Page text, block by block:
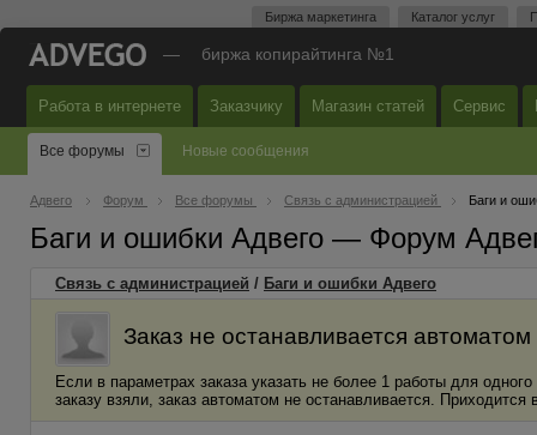
Биржа маркетинга Каталог услуг
— биржа копирайтинга №1
Работа в интернете Заказчику Магазин статей Сервис
Все форумы Новые сообщения
Адвего Форум Все форумы Связь с администрацией Баги и
Баги и ошибки Адвего — Форум
Связь с администрацией / Баги и ошибки Адвего
Заказ не останавливается автоматом
Если в параметрах заказа указать не более 1 работы для
заказу взяли, заказ автоматом не останавливается. Приходится